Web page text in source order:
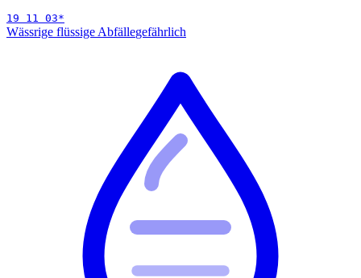
19 11 03*
Wässrige flüssige Abfällegefährlich